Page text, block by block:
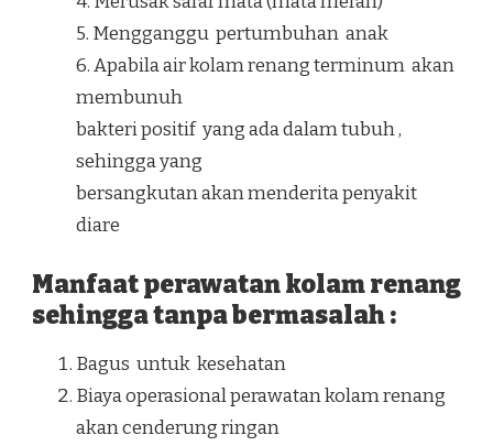
5. Mengganggu pertumbuhan anak
6. Apabila air kolam renang terminum akan
membunuh
bakteri positif yang ada dalam tubuh ,
sehingga yang
bersangkutan akan menderita penyakit
diare
Manfaat perawatan kolam renang
sehingga tanpa bermasalah :
Bagus untuk kesehatan
Biaya operasional perawatan kolam renang
akan cenderung ringan